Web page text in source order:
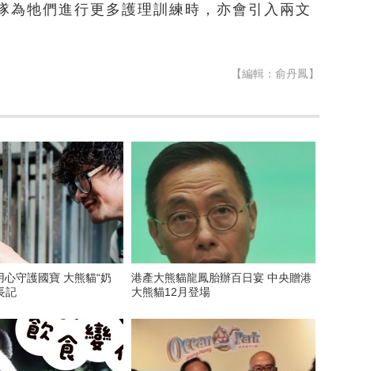
為牠們進行更多護理訓練時，亦會引入兩文
【編輯：俞丹鳳】
心守護國寶 大熊貓“奶
記
港產大熊貓龍鳳胎辦百日宴 中央贈港
大熊貓12月登場